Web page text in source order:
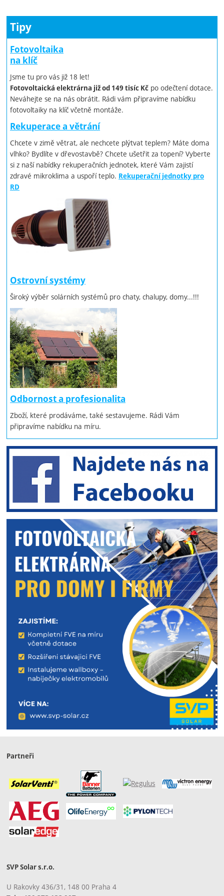
Tipy
Fotovoltaika
na klíč
Jsme tu pro vás již 18 let!
Fotovoltaická elektrárna již od 149 tisíc Kč po odečtení dotace.
Neváhejte se na nás obrátit. Rádi vám připravíme nabídku
fotovoltaiky na klíč včetně montáže.
Rekuperace a větrání
Chcete v zimě větrat, ale nechcete plýtvat teplem? Máte doma
vlhko? Bydlíte v dřevostavbě? Chcete ušetřit za topení? Vyberte
si z naší nabídky rekuperačních jednotek, které Vám zajistí
zdravé mikroklima a uspoří teplo. Rekuperační jednotky pro
RD
Ostrovní systémy
Široký výběr solárních systémů pro chaty, chalupy, domy...!!!
Odbornost a profesionalita
Zboží, které prodáváme, také sestavujeme. Rádi Vám
připravíme nabídku na míru.
Partneři
SVP Solar s.r.o.
U Rakovky 436/31, 148 00 Praha 4